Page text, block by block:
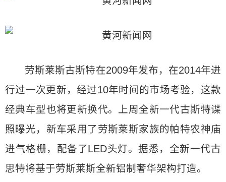
劳斯莱斯古斯特在2009年发布，在2014年进
行过一次更新，经过10年时间的市场考验，这款
经典车型也将更新换代。上周全新一代古斯特谍
照曝光，新车采用了劳斯莱斯家族的帕特农神庙
进气格栅，配备了LED头灯。据悉，全新一代古
思特将基于劳斯莱斯全新铝制奢华架构打造。